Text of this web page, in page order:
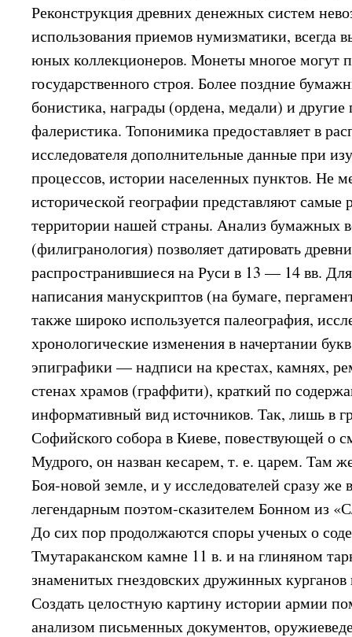
Реконструкция древних денежных систем
использования приемов нумизматики, всегда
юных коллекционеров. Монеты многое могут
государственного строя. Более поздние
бонистика, награды (ордена, медали) и
фалеристика. Топонимика предоставляет в
исследователя дополнительные данные при
процессов, истории населенных пунктов. Не
исторической географии представляют самые
территории нашей страны. Анализ бумажных
(филигранология) позволяет датировать
распространившиеся на Руси в 13 — 14 вв.
написания манускриптов (на бумаге,
также широко используется палеография,
хронологические изменения в начертании
эпиграфики — надписи на крестах, камнях,
стенах храмов (граффити), краткий по
информативный вид источников. Так, лишь в
Софийского собора в Киеве, повествующей о
Мудрого, он назван кесарем, т. е. царем. Там
Боя-новой земле, и у исследователей сразу же
легендарным поэтом-сказителем Бонном из
До сих пор продолжаются споры ученых о
Тмутараканском камне 11 в. и на глиняном
знаменитых гнездовских дружинных
Создать целостную картину истории армии
анализом письменных документов,